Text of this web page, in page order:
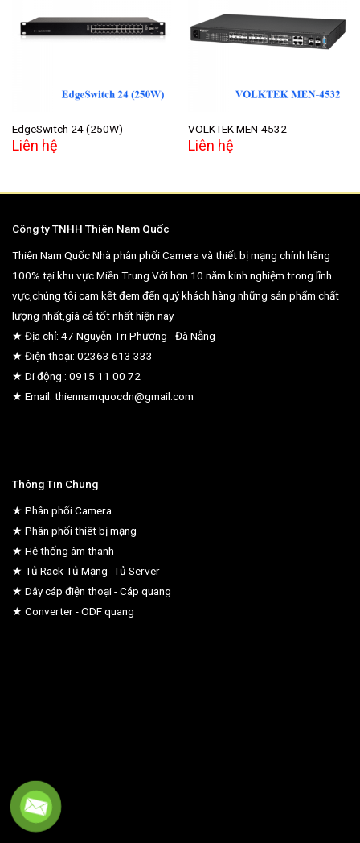
Add to
wishlist
EdgeSwitch 24 (250W)
Liên hệ
Add to
wishlist
VOLKTEK MEN-4532
Liên hệ
Công ty TNHH Thiên Nam Quốc
Thiên Nam Quốc Nhà phân phối Camera và thiết bị mạng chính hãng
100% tại khu vực Miền Trung.Với hơn 10 năm kinh nghiệm trong lĩnh
vực,chúng tôi cam kết đem đến quý khách hàng những sản phẩm chất
lượng nhất,giá cả tốt nhất hiện nay.
★ Địa chỉ: 47 Nguyễn Tri Phương - Đà Nẵng
★ Điện thoại: 02363 613 333
★ Di động : 0915 11 00 72
★ Email: thiennamquocdn@gmail.com
Thông Tin Chung
★ Phân phối Camera
★ Phân phối thiêt bị mạng
★ Hệ thống âm thanh
★ Tủ Rack Tủ Mạng- Tủ Server
★ Dây cáp điện thoại - Cáp quang
★ Converter - ODF quang